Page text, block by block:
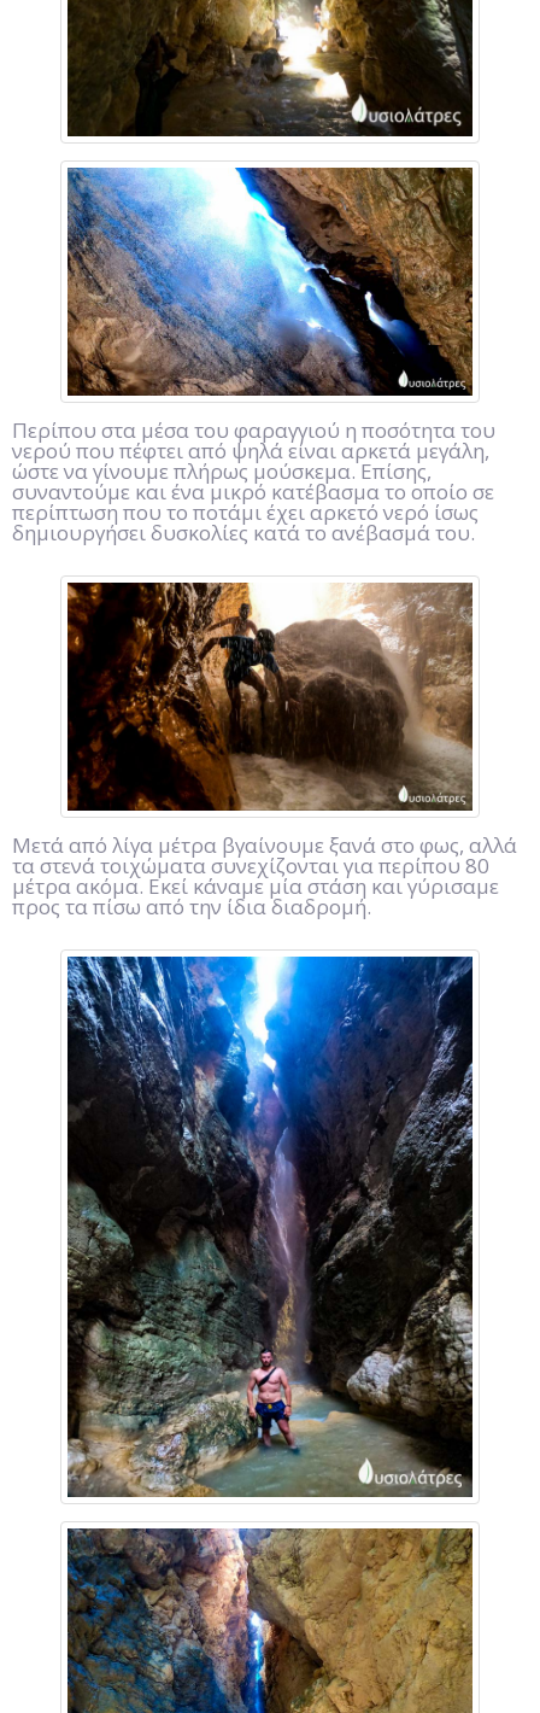
Περίπου στα μέσα του φαραγγιού η ποσότητα του
νερού που πέφτει από ψηλά είναι αρκετά μεγάλη,
ώστε να γίνουμε πλήρως μούσκεμα. Επίσης,
συναντούμε και ένα μικρό κατέβασμα το οποίο σε
περίπτωση που το ποτάμι έχει αρκετό νερό ίσως
δημιουργήσει δυσκολίες κατά το ανέβασμά του.
Μετά από λίγα μέτρα βγαίνουμε ξανά στο φως, αλλά
τα στενά τοιχώματα συνεχίζονται για περίπου 80
μέτρα ακόμα. Εκεί κάναμε μία στάση και γύρισαμε
προς τα πίσω από την ίδια διαδρομή.